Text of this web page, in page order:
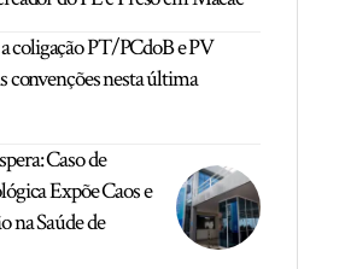
coligação PT/PCdoB e PV
convenções nesta última
Caso de
Expõe Caos e
na Saúde de